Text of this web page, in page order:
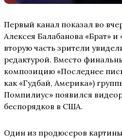
Первый канал показал во
Алексея Балабанова «Брат» и
вторую часть зрители
редактурой. Вместо
композицию «Последнее
как «Гудбай, Америка»)
Помпилиус» появился
беспорядков в США.
Один из продюсеров